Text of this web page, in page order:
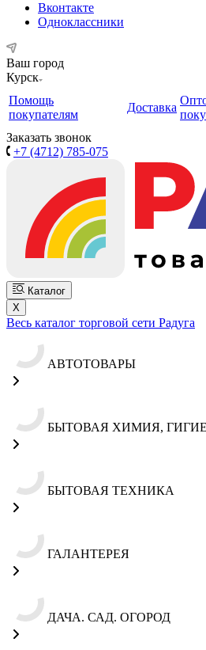
Вконтакте
Одноклассники
Ваш город
Курск
Помощь
покупателям
Доставка
Заказать звонок
+7 (4712) 785-075
Каталог
X
Весь каталог торговой сети Радуга
АВТОТОВАРЫ
БЫТОВАЯ ХИМИЯ,
БЫТОВАЯ ТЕХНИКА
ГАЛАНТЕРЕЯ
ДАЧА. САД. ОГОРОД